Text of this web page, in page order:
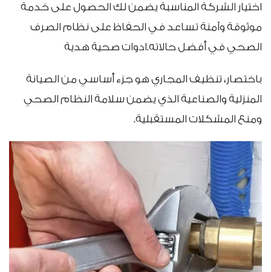
اختيار الشركة المناسبة يضمن لك الحصول على خدمة
موثوقة وآمنة تساعد في الحفاظ على نظام الصرف
الصحي في أفضل حالاته.ادوات صحية هدية
باختصار، تنظيف المجاري هو جزء أساسي من الصيانة
المنزلية والصناعية الذي يضمن سلامة النظام الصحي
ومنع المشكلات المستقبلية.